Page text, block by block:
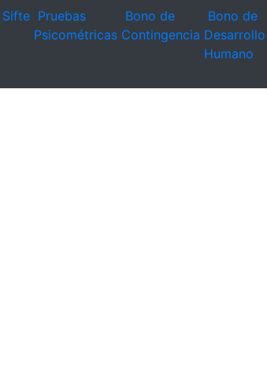
Sifte Pruebas
Psicométricas
Bono de
Contingencia
Bono de
Desarrollo
Humano